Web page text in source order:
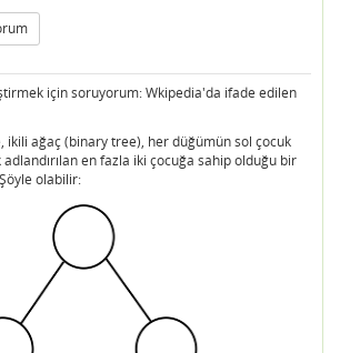
için soruyorum: Wkipedia'da ifade edilen
ikili ağaç (binary tree), her düğümün sol çocuk
en fazla iki çocuğa sahip olduğu bir
olabilir: